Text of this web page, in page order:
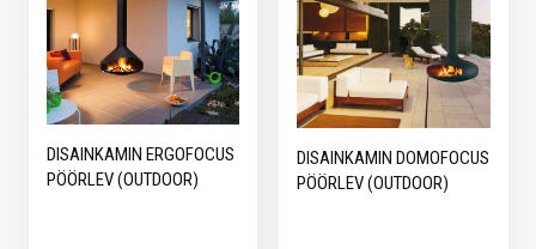
DISAINKAMIN ERGOFOCUS
PÖÖRLEV (OUTDOOR)
DISAINKAMIN DOMOFOCUS
PÖÖRLEV (OUTDOOR)